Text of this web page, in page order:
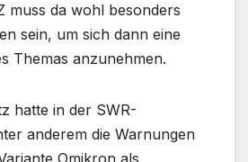
muss da wohl besonders
sein, um sich dann eine
Themas anzunehmen.
hatte in der SWR-
anderem die Warnungen